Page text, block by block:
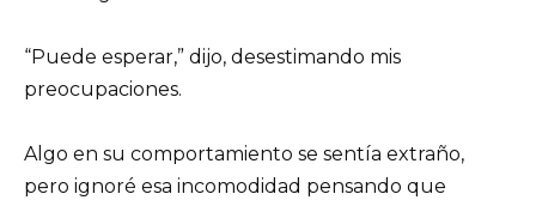
“Puede esperar,” dijo, desestimando mis
preocupaciones.
Algo en su comportamiento se sentía extraño,
pero ignoré esa incomodidad pensando que